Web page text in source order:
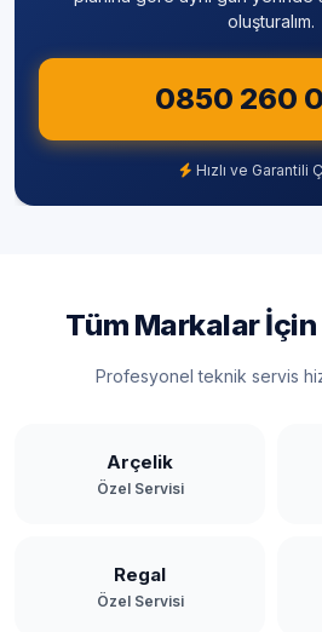
oluşturalım.
0850 260
Hızlı ve Garantili
Tüm Markalar İçin
Profesyonel teknik servis
Arçelik
Özel Servisi
Regal
Özel Servisi